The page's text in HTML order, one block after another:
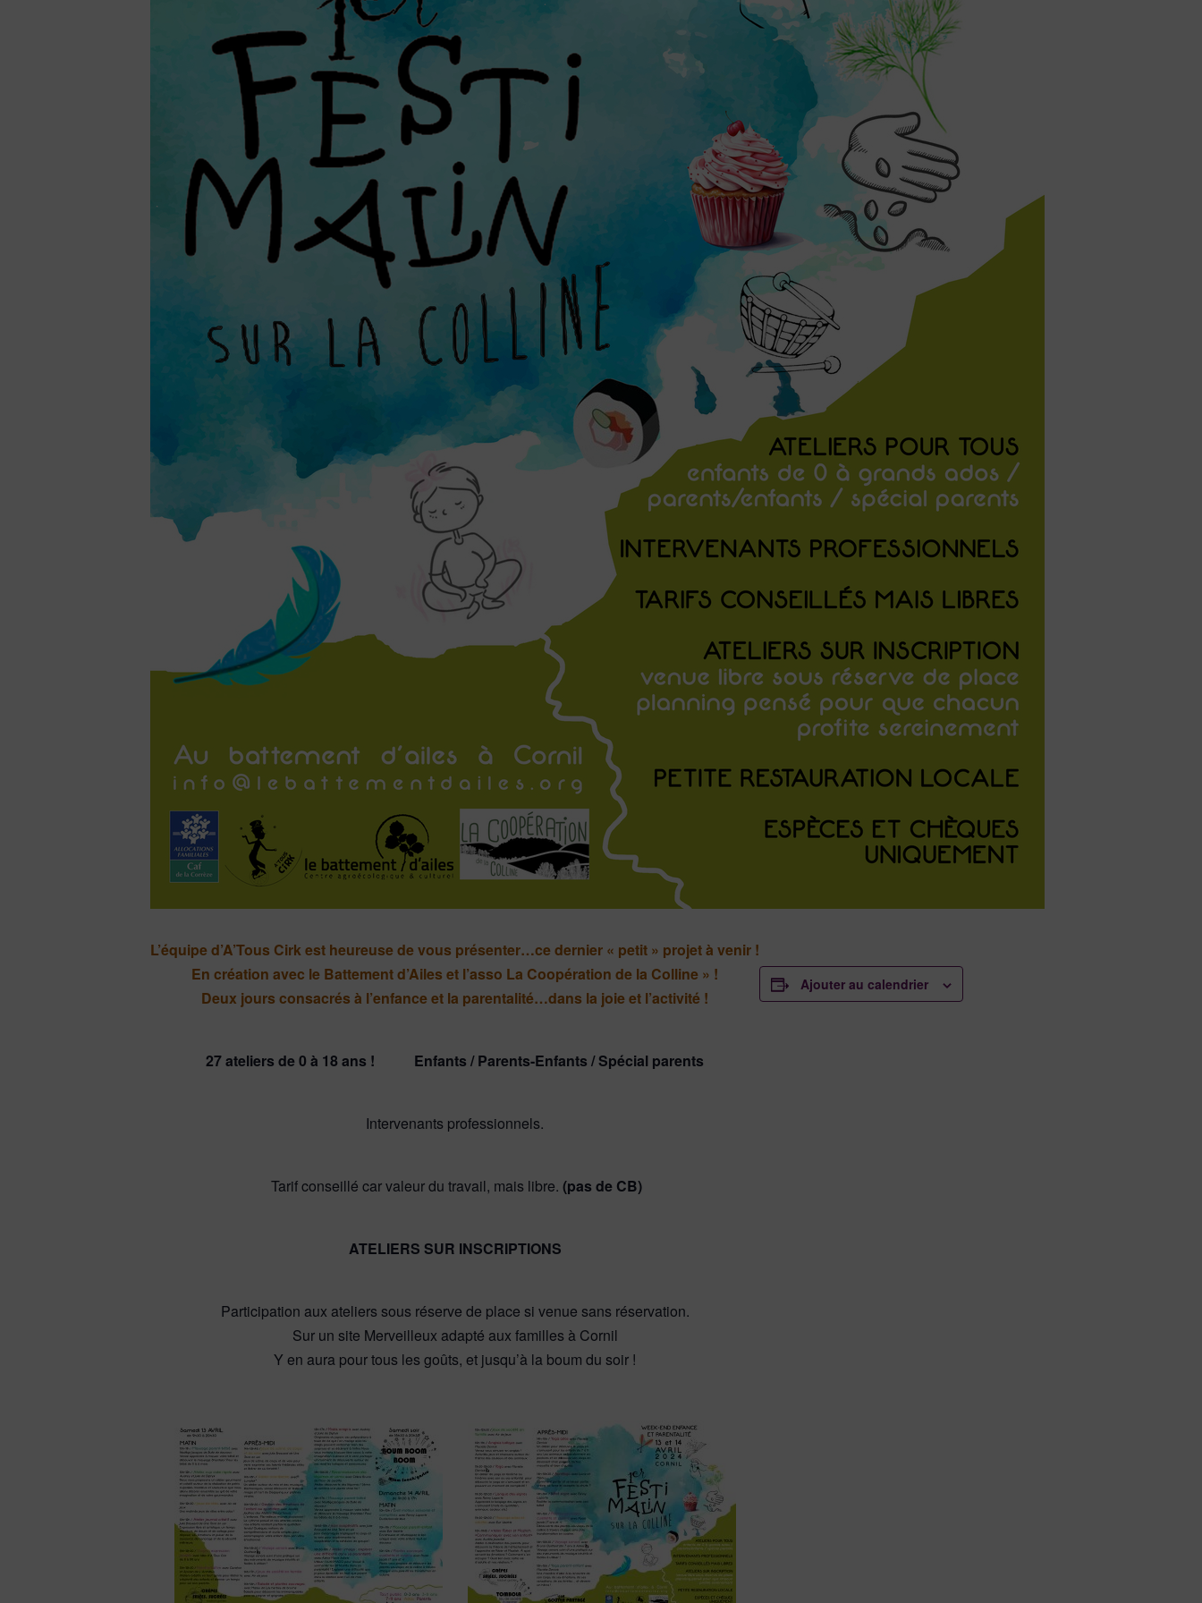
L’équipe d’A’Tous Cirk est heureuse de vous présenter…ce dernier « petit » projet à venir !
En création avec le Battement d’Ailes et l’asso La Coopération de la Colline » !
Deux jours consacrés à l’enfance et la parentalité…dans la joie et l’activité !
27 ateliers de 0 à 18 ans ! Enfants / Parents-Enfants / Spécial parents
Intervenants professionnels.
Tarif conseillé car valeur du travail, mais libre. (pas de CB)
ATELIERS SUR INSCRIPTIONS
Participation aux ateliers sous réserve de place si venue sans réservation.
Sur un site Merveilleux adapté aux familles à Cornil
Y en aura pour tous les goûts, et jusqu’à la boum du soir !
Ajouter au calendrier